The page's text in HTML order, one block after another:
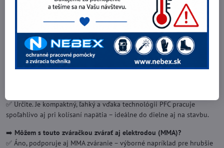
✅ Vďaka funkcii AC/DC zvládne tento stroj nielen oceľ a nerez, ale aj
hliník – čo nie každý invertor vie. Navyše ponúka pokročilé pulzné
zváranie a HF štart pre maximálne čisté a presné zvary.
Je zváračka JASIC TIG 200 vhodný aj pre začiatočníkov?
✅ Áno! Aj keď ide o profesionálne zariadenie, intuitívne ovládanie a
prednastavené funkcie z neho robia skvelú voľbu aj pre
✅ Určite. Je kompaktný, ľahký a vďaka technológii PFC pracuje
spoľahlivo aj pri kolísaní napätia – ideálne do dielne aj na stavbu.
➡️ Môžem s touto zváračkou zvárať aj elektrodou (MMA)?
✅ Áno, podporuje aj MMA zváranie – výborné napríklad pre hrubšie